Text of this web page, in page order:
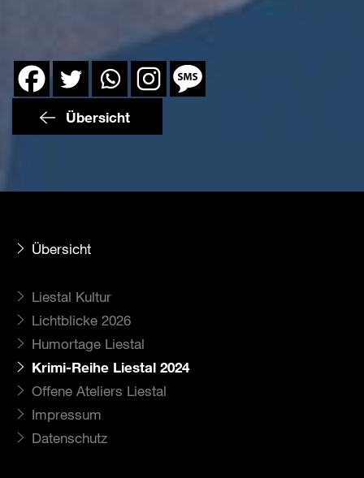
Übersicht
Übersicht
Liestal Kultur
Lichtblicke 2026
Humortage Liestal
Krimi-Reihe Liestal 2024
Offene Ateliers Liestal
Impressum
Datenschutz